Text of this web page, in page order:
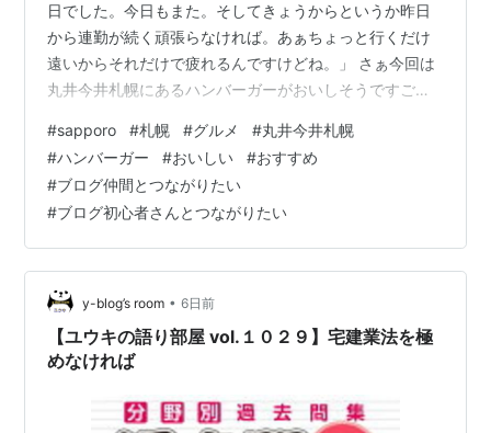
日でした。今日もまた。そしてきょうからというか昨日
から連勤が続く頑張らなければ。あぁちょっと行くだけ
遠いからそれだけで疲れるんですけどね。」 さぁ今回は
丸井今井札幌にあるハンバーガーがおいしそうですごく
が最高でしたチーズもおいしいしまた食べたいという気
持ちになったあんまり大きすぎないのもすごくよかった
ですね。 ハンバーガースキの方にもおすすめ Hokkaido
Niku Diner 82
#sapporo #札幌 #グルメ #丸井今井札幌
#ハンバーガー #おいしい #おすすめ
#ブログ仲間とつながりたい
#ブログ初心者さんとつながりたい
y-blog’s room • 6日前
【ユウキの語り部屋 vol.１０２９】宅建業法を極
めなければ